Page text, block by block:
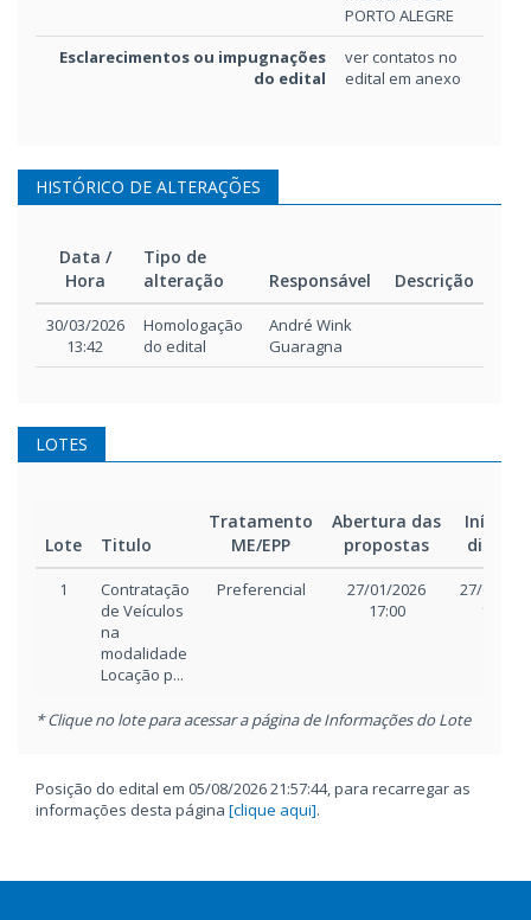
PORTO ALEGRE
Esclarecimentos ou impugnações
do edital
ver contatos no
edital em anexo
HISTÓRICO DE ALTERAÇÕES
Data /
Hora
Tipo de
alteração
Responsável
Descrição
Data /
Hora
Tipo de
alteração
Responsável
30/03/2026
13:42
Homologação
do edital
André Wink
Guaragna
LOTES
Lote Titulo
Tratamento
ME/EPP
Abertura das
propostas
Início
disputa
1
Contratação
de Veículos
na
modalidade
Locação p...
Preferencial
27/01/2026
17:00
27/01/
17:15
* Clique no lote para acessar a página de Informações do Lote
Posição do edital em 05/08/2026 21:57:44, para recarregar as
informações desta página [clique aqui].